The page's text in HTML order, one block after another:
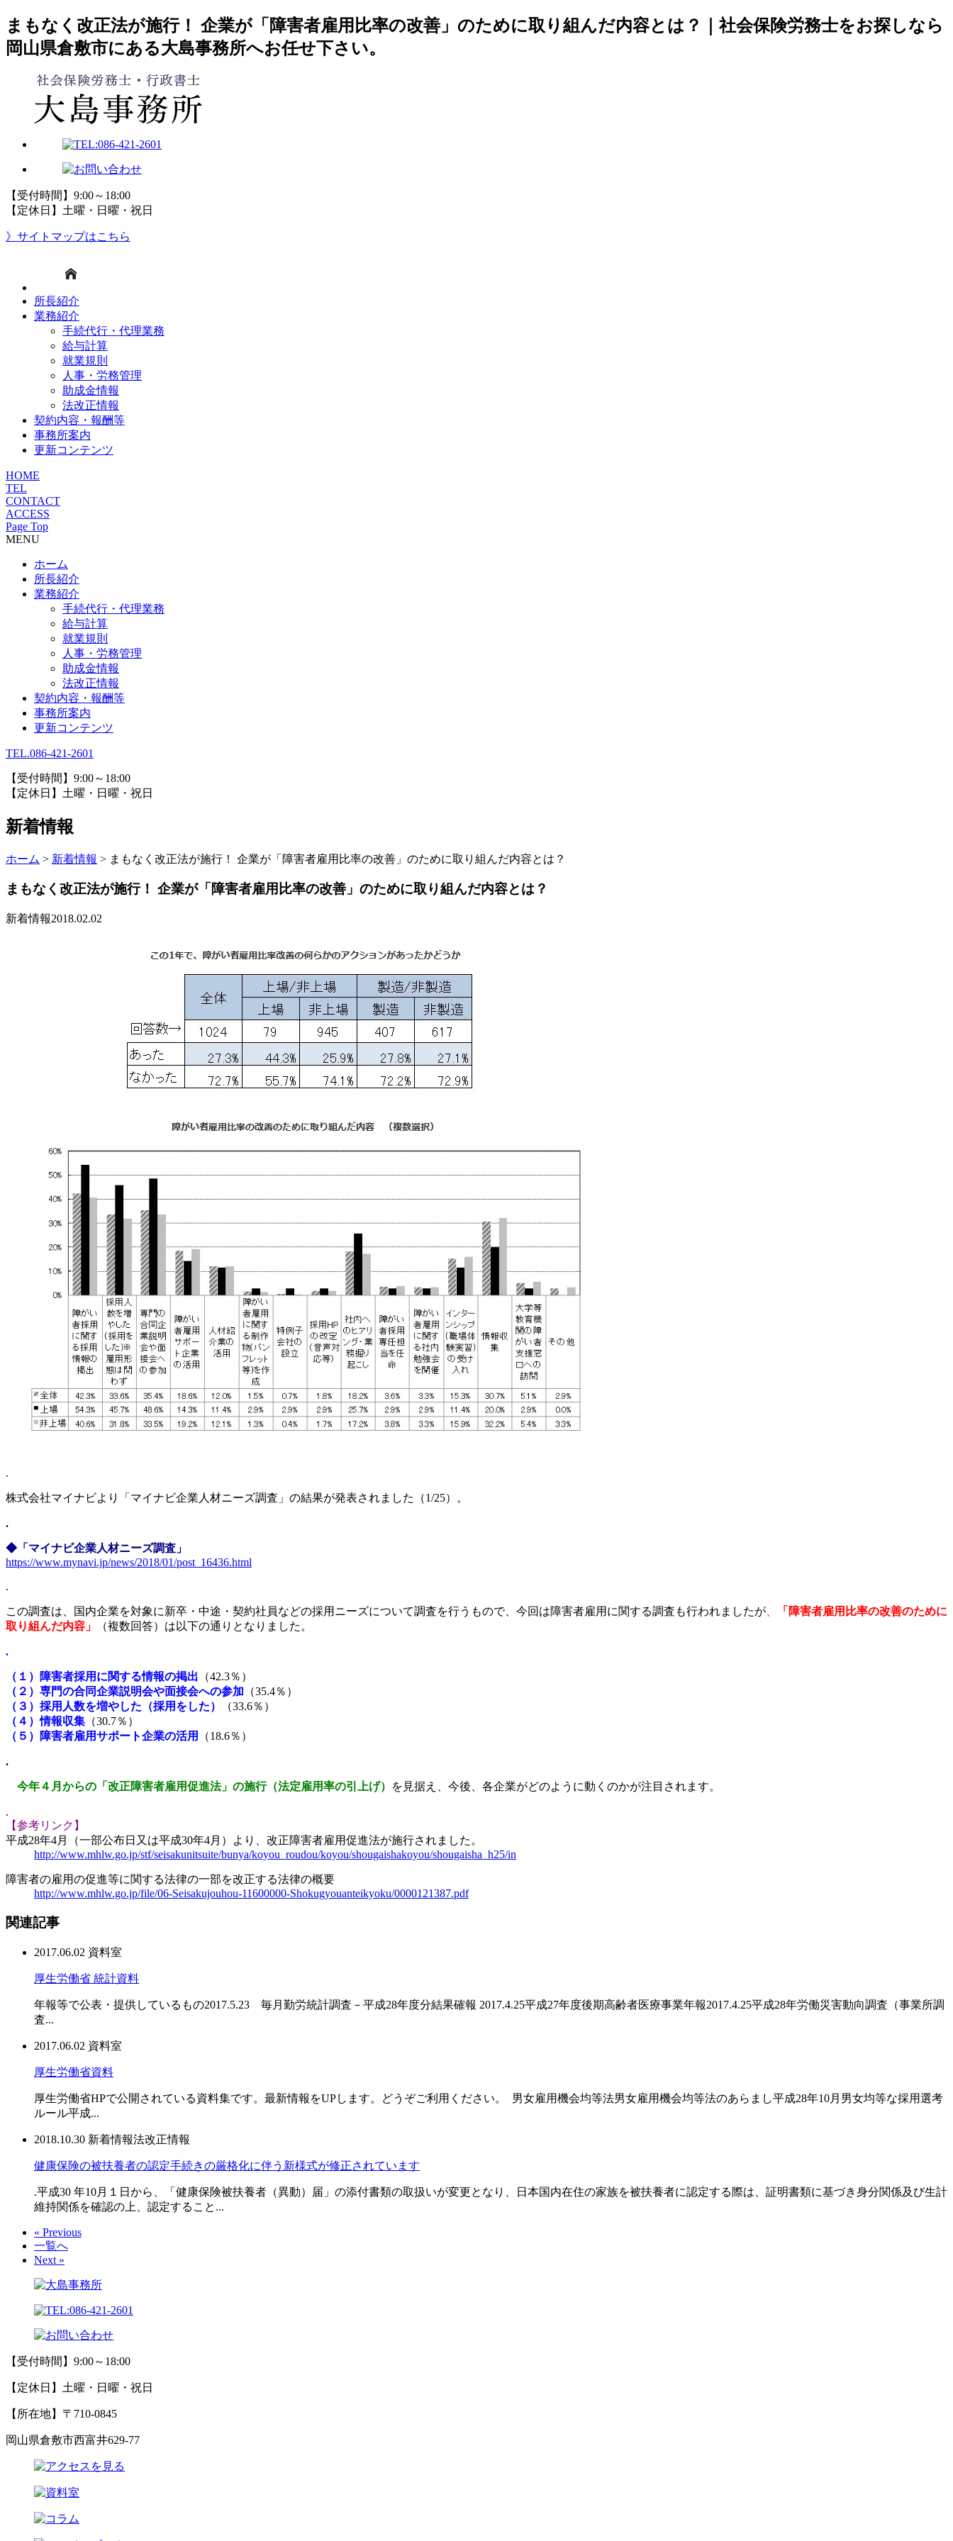
まもなく改正法が施行！ 企業が「障害者雇用比率の改善」のために取り組んだ内容とは？｜社会保険労務士をお探しなら
岡山県倉敷市にある大島事務所へお任せ下さい。
【受付時間】9:00～18:00
【定休日】土曜・日曜・祝日
》サイトマップはこちら
所長紹介
業務紹介
手続代行・代理業務
給与計算
就業規則
人事・労務管理
助成金情報
法改正情報
契約内容・報酬等
事務所案内
更新コンテンツ
HOME
TEL
CONTACT
ACCESS
Page Top
MENU
ホーム
所長紹介
業務紹介
手続代行・代理業務
給与計算
就業規則
人事・労務管理
助成金情報
法改正情報
契約内容・報酬等
事務所案内
更新コンテンツ
TEL.086-421-2601
【受付時間】9:00～18:00
【定休日】土曜・日曜・祝日
新着情報
ホーム > 新着情報 > まもなく改正法が施行！ 企業が「障害者雇用比率の改善」のために取り組んだ内容とは？
まもなく改正法が施行！ 企業が「障害者雇用比率の改善」のために取り組んだ内容とは？
新着情報2018.02.02
.
株式会社マイナビより「マイナビ企業人材ニーズ調査」の結果が発表されました（1/25）。
.
◆「マイナビ企業人材ニーズ調査」
https://www.mynavi.jp/news/2018/01/post_16436.html
.
この調査は、国内企業を対象に新卒・中途・契約社員などの採用ニーズについて調査を行うもので、今回は障害者雇用に関する調査も行われましたが
「障害者雇用比率の改善のために
取り組んだ内容」
（複数回答）は以下の通りとなりました。
.
（１）障害者採用に関する情報の掲出 （42.3％）
（２）専門の合同企業説明会や面接会への参加 （35.4％）
（３）採用人数を増やした（採用をした）
（33.6％）
（４）情報収集 （30.7％）
（５）障害者雇用サポート企業の活用
（18.6％）
.
今年４月からの「改正障害者雇用促進法」の施行（法定雇用率の引上げ） を見据え、今後、各企業がどのように動くのかが注目されます。
.
【参考リンク】
平成28年4月（一部公布日又は平成30年4月）より、改正障害者雇用促進法が施行されました。
http://www.mhlw.go.jp/stf/seisakunitsuite/bunya/koyou_roudou/koyou/shougaishakoyou/shougaisha_h25/in
障害者の雇用の促進等に関する法律の一部を改正する法律の概要
http://www.mhlw.go.jp/file/06-Seisakujouhou-11600000-Shokugyouanteikyoku/0000121387.pdf
関連記事
2017.06.02 資料室
厚生労働省 統計資料
年報等で公表・提供しているもの2017.5.23 毎月勤労統計調査－平成28年度分結果確報 2017.4.25平成27年度後期高齢者医療事業年報2017.4.25平成28年労働災害動向調査（事業所調
査...
2017.06.02 資料室
厚生労働省資料
厚生労働省HPで公開されている資料集です。最新情報をUPします。どうぞご利用ください。 男女雇用機会均等法男女雇用機会均等法のあらまし平成28年10月男女均等な採用選考
ルール平成...
2018.10.30 新着情報法改正情報
健康保険の被扶養者の認定手続きの厳格化に伴う新様式が修正されています
.平成30 年10月１日から、「健康保険被扶養者（異動）届」の添付書類の取扱いが変更となり、日本国内在住の家族を被扶養者に認定する際は、証明書類に基づき身分関係及び生計
維持関係を確認の上、認定すること...
« Previous
一覧へ
Next »
【受付時間】9:00～18:00
【定休日】土曜・日曜・祝日
【所在地】〒710-0845
岡山県倉敷市西富井629-77